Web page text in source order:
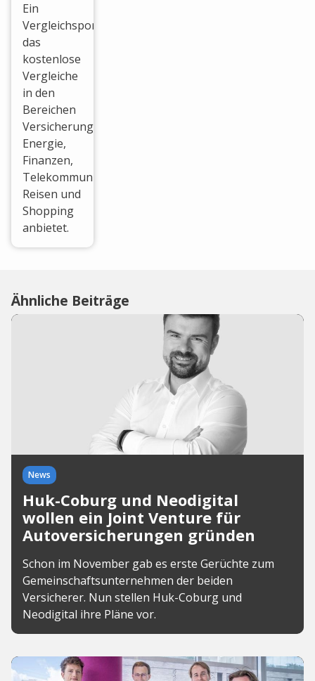
Ein
Vergleichsportal
das
kostenlose
Vergleiche
in den
Bereichen
Versicherungen,
Energie,
Finanzen,
Telekommunikation,
Reisen und
Shopping
anbietet.
Ähnliche Beiträge
News
Huk-Coburg und Neodigital
wollen ein Joint Venture für
Autoversicherungen gründen
Schon im November gab es erste Gerüchte zum
Gemeinschaftsunternehmen der beiden
Versicherer. Nun stellen Huk-Coburg und
Neodigital ihre Pläne vor.